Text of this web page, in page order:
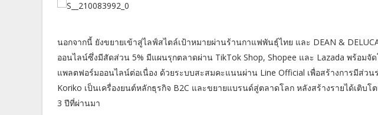
นอกจากนี้ ยังขยายเข้าสู่ไลฟ์สไตล์เป้าหมายผ่านร้านกาแฟพันธุ์ไทย และ DEAN &
ออนไลน์ซึ่งมีสัดส่วน 5% มีแผนรุกตลาดผ่าน TikTok Shop, Shopee และ Lazada พร้อม
แพลตฟอร์มออนไลน์ต่อเนื่อง ด้วยระบบสะสมคะแนนผ่าน Line Official เพื่อสร้างการมีส่วน
Koriko เป็นเครื่องยนต์หลักธุรกิจ B2C และขยายแบรนด์สู่ตลาดโลก หลังสร้างรายได้เติบโ
3 ปีที่ผ่านมา